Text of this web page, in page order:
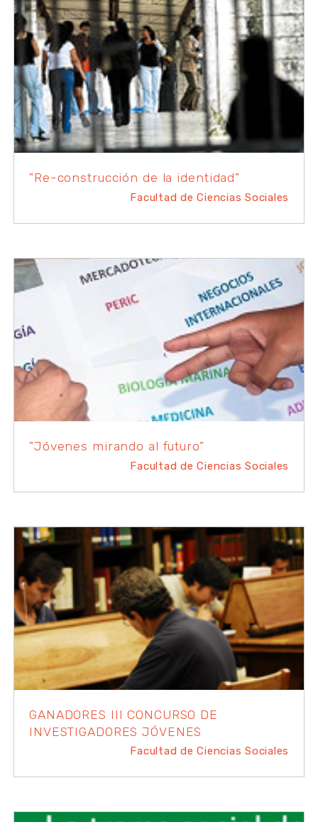
"Re-construcción de la identidad"
Facultad de Ciencias Sociales
"Jóvenes mirando al futuro”
Facultad de Ciencias Sociales
GANADORES III CONCURSO DE
INVESTIGADORES JÓVENES
Facultad de Ciencias Sociales